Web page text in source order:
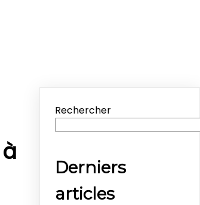
Rechercher
Derniers
articles